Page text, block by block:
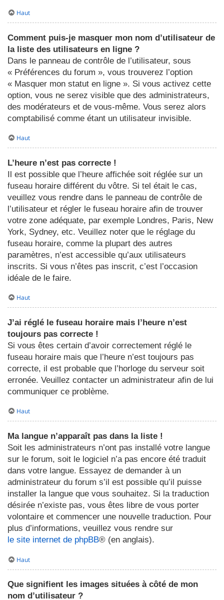
Haut
Comment puis-je masquer mon nom d’utilisateur de
la liste des utilisateurs en ligne ?
Dans le panneau de contrôle de l’utilisateur, sous
« Préférences du forum », vous trouverez l’option
« Masquer mon statut en ligne ». Si vous activez cette
option, vous ne serez visible que des administrateurs,
des modérateurs et de vous-même. Vous serez alors
comptabilisé comme étant un utilisateur invisible.
Haut
L’heure n’est pas correcte !
Il est possible que l’heure affichée soit réglée sur un
fuseau horaire différent du vôtre. Si tel était le cas,
veuillez vous rendre dans le panneau de contrôle de
l’utilisateur et régler le fuseau horaire afin de trouver
votre zone adéquate, par exemple Londres, Paris, New
York, Sydney, etc. Veuillez noter que le réglage du
fuseau horaire, comme la plupart des autres
paramètres, n’est accessible qu’aux utilisateurs
inscrits. Si vous n’êtes pas inscrit, c’est l’occasion
idéale de le faire.
Haut
J’ai réglé le fuseau horaire mais l’heure n’est
toujours pas correcte !
Si vous êtes certain d’avoir correctement réglé le
fuseau horaire mais que l’heure n’est toujours pas
correcte, il est probable que l’horloge du serveur soit
erronée. Veuillez contacter un administrateur afin de lui
communiquer ce problème.
Haut
Ma langue n’apparaît pas dans la liste !
Soit les administrateurs n’ont pas installé votre langue
sur le forum, soit le logiciel n’a pas encore été traduit
dans votre langue. Essayez de demander à un
administrateur du forum s’il est possible qu’il puisse
installer la langue que vous souhaitez. Si la traduction
désirée n’existe pas, vous êtes libre de vous porter
volontaire et commencer une nouvelle traduction. Pour
plus d’informations, veuillez vous rendre sur
le site internet de phpBB® (en anglais).
Haut
Que signifient les images situées à côté de mon
nom d’utilisateur ?